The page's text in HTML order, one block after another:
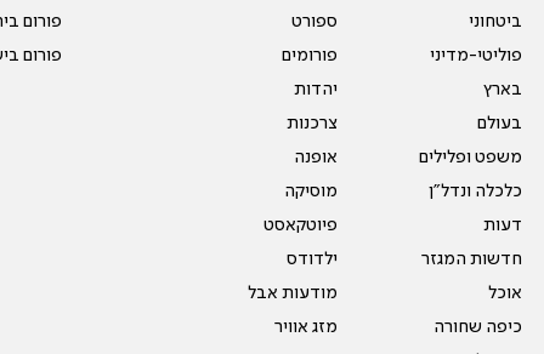
ביטחוני
פוליטי-מדיני
בארץ
בעולם
משפט ופלילים
כלכלה ונדל"ן
דעות
חדשות המגזר
אוכל
כיפה שחורה
ספורט
פורומים
יהדות
צרכנות
אופנה
מוסיקה
פיוטקאסט
ילדודס
מודעות אבל
מזג אוויר
פורום
פורום